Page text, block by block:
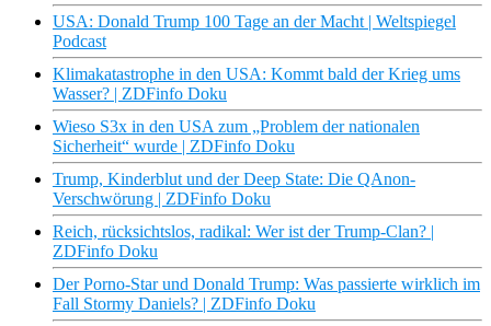
USA: Donald Trump 100 Tage an der Macht | Weltspiegel
Podcast
Klimakatastrophe in den USA: Kommt bald der Krieg ums
Wasser? | ZDFinfo Doku
Wieso S3x in den USA zum „Problem der nationalen
Sicherheit“ wurde | ZDFinfo Doku
Trump, Kinderblut und der Deep State: Die QAnon-
Verschwörung | ZDFinfo Doku
Reich, rücksichtslos, radikal: Wer ist der Trump-Clan? |
ZDFinfo Doku
Der Porno-Star und Donald Trump: Was passierte wirklich im
Fall Stormy Daniels? | ZDFinfo Doku